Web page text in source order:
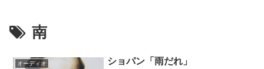
南
オーディオ ショパン「雨だれ」